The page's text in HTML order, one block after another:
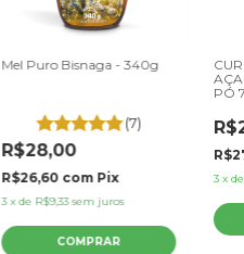
Mel Puro Bisnaga - 340g
(7)
R$28,00
R$26,60 com Pix
3 xde R$9,33 sem juros
PÓ
3 x